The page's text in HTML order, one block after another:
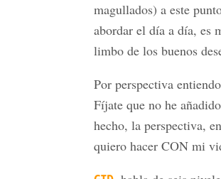
magullados) a este
abordar el día a día, es
limbo de los buenos
Por perspectiva
Fíjate que no he
hecho, la perspectiva,
quiero hacer CON mi